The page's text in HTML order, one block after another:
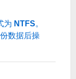
为 NTFS。
数据后操